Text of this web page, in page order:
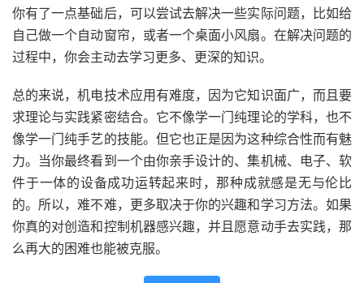
你有了一点基础后，可以尝试去解决一些实际问题，比如给
自己做一个自动窗帘，或者一个桌面小风扇。在解决问题的
过程中，你会主动去学习更多、更深的知识。
总的来说，机电技术应用有难度，因为它知识面广，而且要
求理论与实践紧密结合。它不像学一门纯理论的学科，也不
像学一门纯手艺的技能。但它也正是因为这种综合性而有魅
力。当你最终看到一个由你亲手设计的、集机械、电子、软
件于一体的设备成功运转起来时，那种成就感是无与伦比
的。所以，难不难，更多取决于你的兴趣和学习方法。如果
你真的对创造和控制机器感兴趣，并且愿意动手去实践，那
么再大的困难也能被克服。